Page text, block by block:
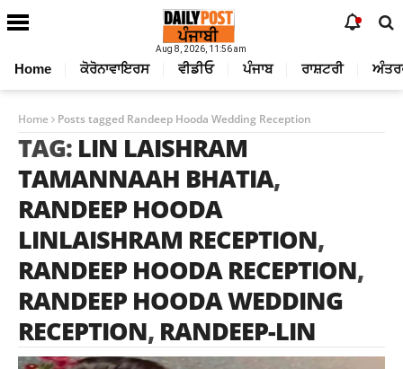
Aug 8, 2026, 11:56 am
Home ਕੋਰੋਨਾਵਾਇਰਸ ਵੀਡੀਓ ਪੰਜਾਬ ਰਾਸ਼ਟਰੀ
Home Posts tagged Randeep Hooda Wedding Reception
TAG: LIN LAISHRAM
TAMANNAAH BHATIA,
RANDEEP HOODA
LINLAISHRAM RECEPTION,
RANDEEP HOODA RECEPTION,
RANDEEP HOODA WEDDING
RECEPTION, RANDEEP-LIN